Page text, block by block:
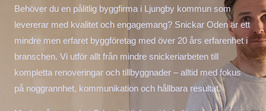
Behöver du en pålitlig byggfirma i Ljungby kommun som
levererar med kvalitet och engagemang? Snickar Oden är ett
mindre men erfaret byggföretag med över 20 års erfarenhet i
branschen. Vi utför allt från mindre snickeriarbeten till
kompletta renoveringar och tillbyggnader – alltid med fokus
på noggrannhet, kommunikation och hållbara resultat.